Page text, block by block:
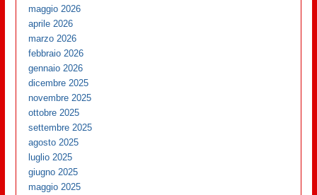
maggio 2026
aprile 2026
marzo 2026
febbraio 2026
gennaio 2026
dicembre 2025
novembre 2025
ottobre 2025
settembre 2025
agosto 2025
luglio 2025
giugno 2025
maggio 2025